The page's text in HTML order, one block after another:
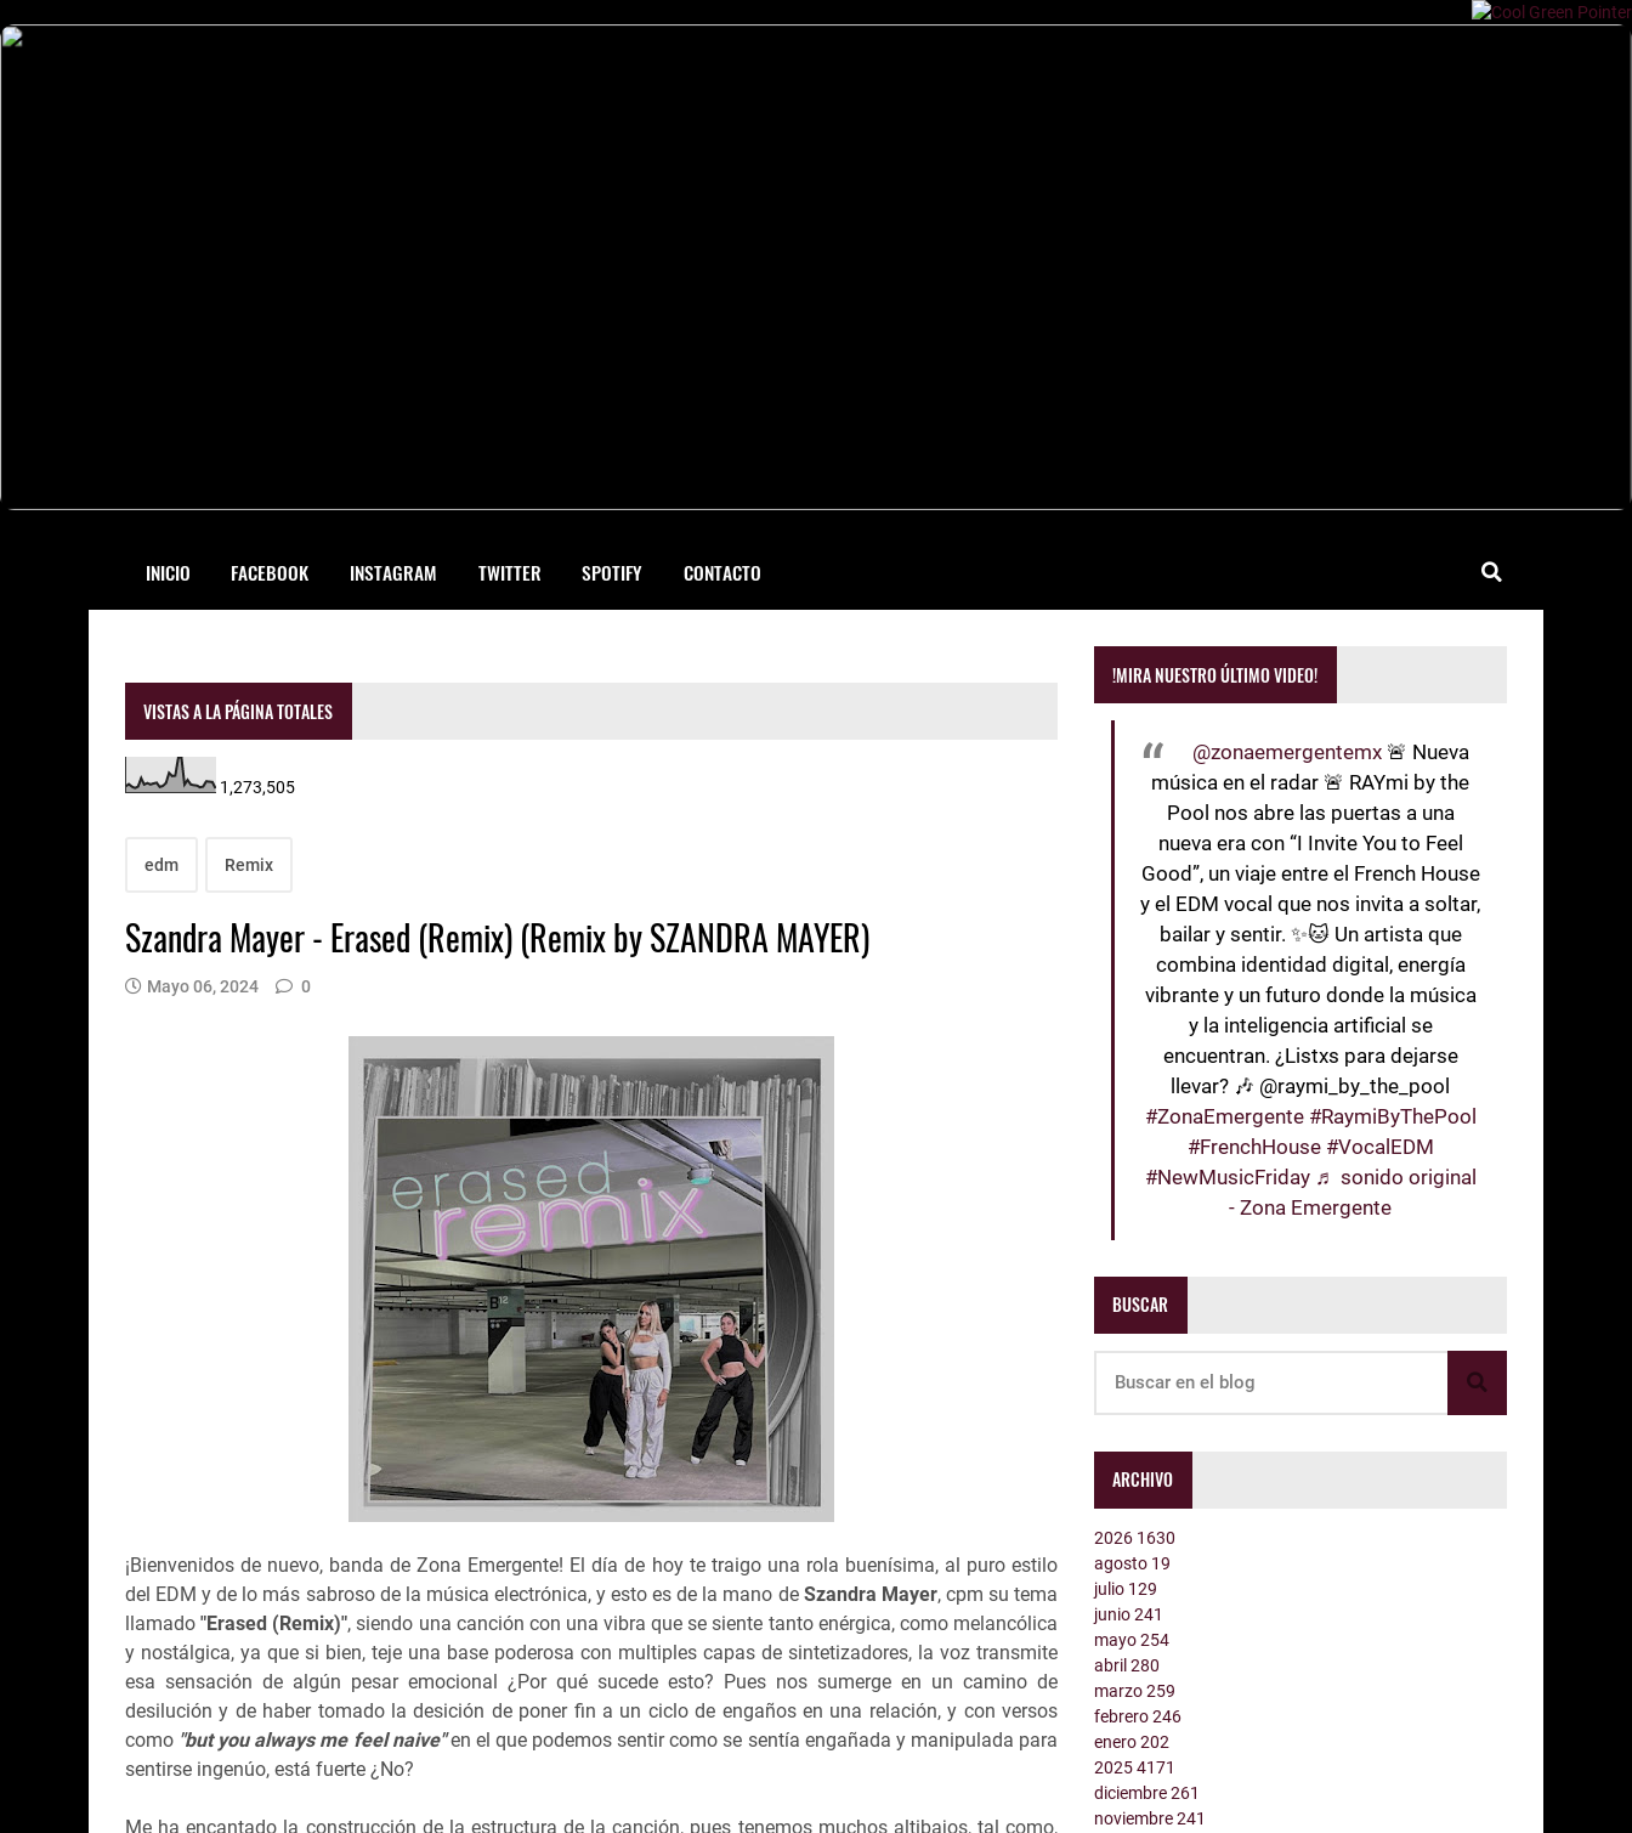
INICIO FACEBOOK INSTAGRAM TWITTER SPOTIFY CONTACTO
VISTAS A LA PÁGINA TOTALES
1,273,505
edm Remix
Szandra Mayer - Erased (Remix) (Remix by SZANDRA MAYER)
Mayo 06, 2024 0
¡Bienvenidos de nuevo, banda de Zona Emergente! El día de hoy te traigo una rola buenísima, al puro estilo
del EDM y de lo más sabroso de la música electrónica, y esto es de la mano de Szandra Mayer, cpm su tema
llamado"Erased (Remix)", siendo una canción con una vibra que se siente tanto enérgica, como melancólica
y nostálgica, ya que si bien, teje una base poderosa con multiples capas de sintetizadores, la voz transmite
esa sensación de algún pesar emocional ¿Por qué sucede esto? Pues nos sumerge en un camino de
desilución y de haber tomado la desición de poner fin a un ciclo de engaños en una relación, y con versos
como "but you always me feel naive"en el que podemos sentir como se sentía engañada y manipulada para
sentirse ingenúo, está fuerte ¿No?
Me ha encantado la construcción de la estructura de la canción, pues tenemos muchos altibajos, tal como,
!MIRA NUESTRO ÚLTIMO VIDEO!
@zonaemergentemx 🚨 Nueva
música en el radar 🚨 RAYmi by the
Pool nos abre las puertas a una
nueva era con “I Invite You to Feel
Good”, un viaje entre el French House
y el EDM vocal que nos invita a soltar,
bailar y sentir. ✨🐱 Un artista que
combina identidad digital, energía
vibrante y un futuro donde la música
y la inteligencia artificial se
encuentran. ¿Listxs para dejarse
llevar? 🎶 @raymi_by_the_pool
#ZonaEmergente #RaymiByThePool
#FrenchHouse #VocalEDM
#NewMusicFriday ♬ sonido original
- Zona Emergente
BUSCAR
ARCHIVO
2026 1630
agosto 19
julio 129
junio241
mayo254
abril280
marzo259
febrero246
enero202
20254171
diciembre261
noviembre241